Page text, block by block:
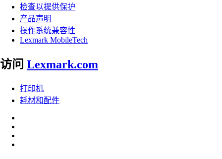
检查以提供保护
产品声明
操作系统兼容性
Lexmark MobileTech
访问 Lexmark.com
打印机
耗材和配件